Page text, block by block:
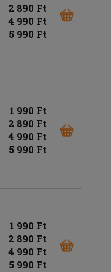
2 890 Ft
4 990 Ft
5 990 Ft
1 990 Ft
2 890 Ft
4 990 Ft
5 990 Ft
1 990 Ft
2 890 Ft
4 990 Ft
5 990 Ft